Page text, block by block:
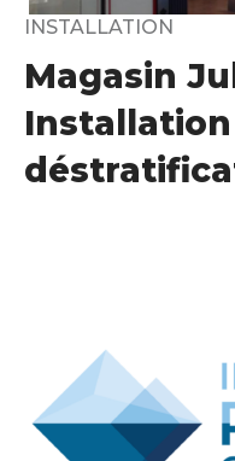
INSTALLATION
Magasin